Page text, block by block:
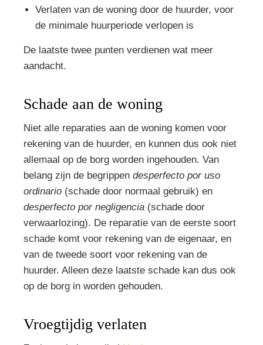
Verlaten van de woning door de huurder, voor
de minimale huurperiode verlopen is
De laatste twee punten verdienen wat meer
aandacht.
Schade aan de woning
Niet alle reparaties aan de woning komen voor
rekening van de huurder, en kunnen dus ook niet
allemaal op de borg worden ingehouden. Van
belang zijn de begrippen desperfecto por uso
ordinario (schade door normaal gebruik) en
desperfecto por negligencia (schade door
verwaarlozing). De reparatie van de eerste soort
schade komt voor rekening van de eigenaar, en
van de tweede soort voor rekening van de
huurder. Alleen deze laatste schade kan dus ook
op de borg in worden gehouden.
Vroegtijdig verlaten